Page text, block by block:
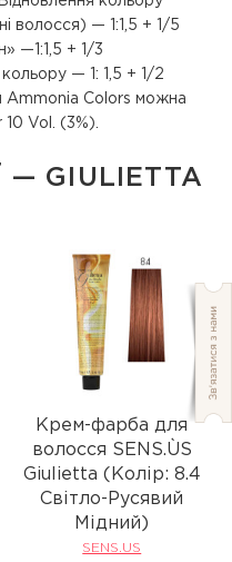
волосся) — 1:1,5 + 1/5
—1:1,5 + 1/3
— 1: 1,5 + 1/2
Ammonia Colors можна
Vol. (3%).
GIULIETTA
Крем-фарба для
волосся SENS.ÙS
Giulietta (Колір: 8.4
Світло-Русявий
Мідний)
SENS.US